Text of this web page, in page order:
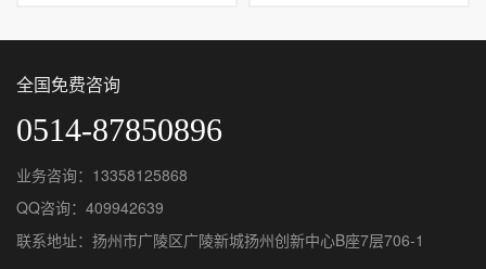
全国免费咨询
0514-87850896
业务咨询：13358125868
QQ咨询：409942639
联系地址：扬州市广陵区广陵新城扬州创新中心B座7层706-1